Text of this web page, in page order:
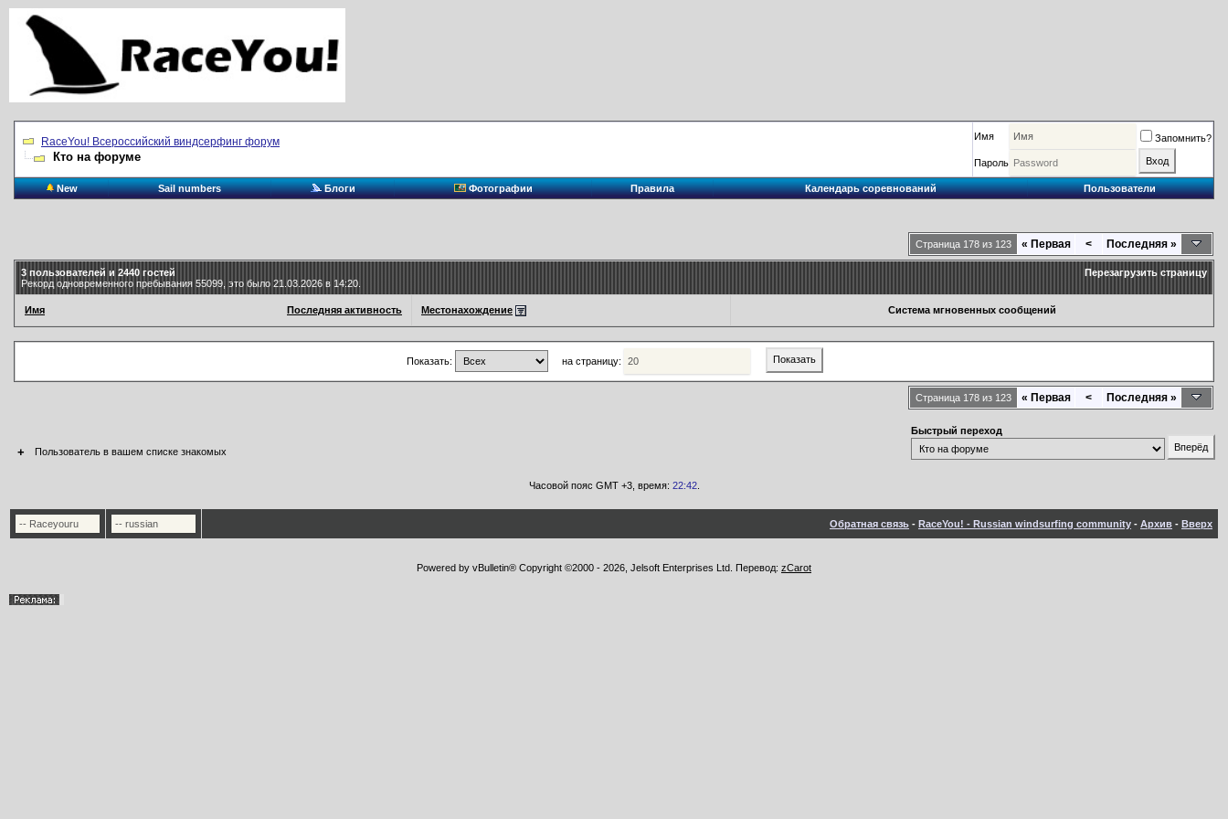
RaceYou! Всероссийский виндсерфинг форум
Кто на форуме
Имя Запомнить?
Пароль
New Sail numbers Блоги Фотографии Правила Календарь соревнований Пользователи
Страница 178 из 123 « Первая < Последняя »
Перезагрузить страницу
3 пользователей и 2440 гостей
Рекорд одновременного пребывания 55099, это было 21.03.2026 в 14:20.
Последняя активность
Имя Местонахождение Система мгновенных сообщений
Показать: на страницу:
Страница 178 из 123 « Первая < Последняя »
+ Пользователь в вашем списке знакомых
Быстрый переход
Часовой пояс GMT +3, время: 22:42.
Обратная связь - RaceYou! - Russian windsurfing community - Архив - Вверх
Powered by vBulletin® Copyright ©2000 - 2026, Jelsoft Enterprises Ltd. Перевод: zCarot